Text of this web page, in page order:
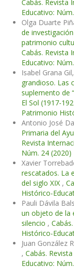
Cabás. Revista
Educativo:
Olga Duarte
de
patrimonio
Cabás. Revista
Educativo:
Isabel Grana
grandioso. Las
suplemento de
El Sol (1917-
Patrimonio
Antonio José
Primaria del
Revista
Núm. 24 (2020)
Xavier
rescatados. La
del siglo XIX ,
Histórico-
Pauli Dávila
un objeto de la
silencio ,
Histórico-
Juan González
, Cabás.
Educativo: